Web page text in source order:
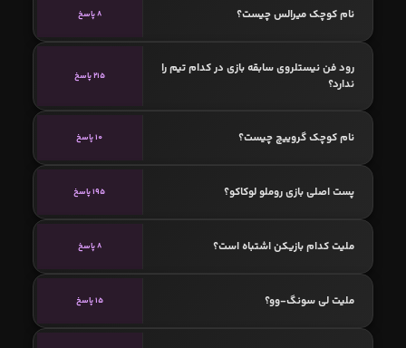
نام کوچک میرالس چیست؟ 8 پاسخ
رود فن نیستلروی سابقه بازی در کدام تیم را
ندارد؟
215 پاسخ
نام کوچک گروییچ چیست؟ 10 پاسخ
پست اصلی بازی روملو لوکاکو؟ 195 پاسخ
ملیت کدام بازیکن اشتباه است؟ 8 پاسخ
ملیت لی سونگ-وو؟ 15 پاسخ